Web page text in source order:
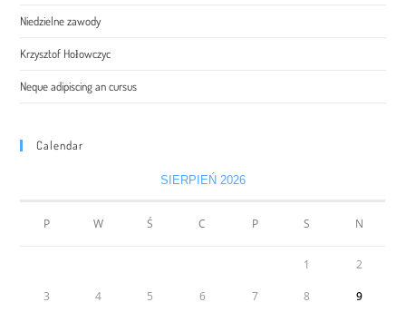
Niedzielne zawody
Krzysztof Hołowczyc
Neque adipiscing an cursus
Calendar
SIERPIEŃ 2026
P W Ś C P S N
1 2
3 4 5 6 7 8 9